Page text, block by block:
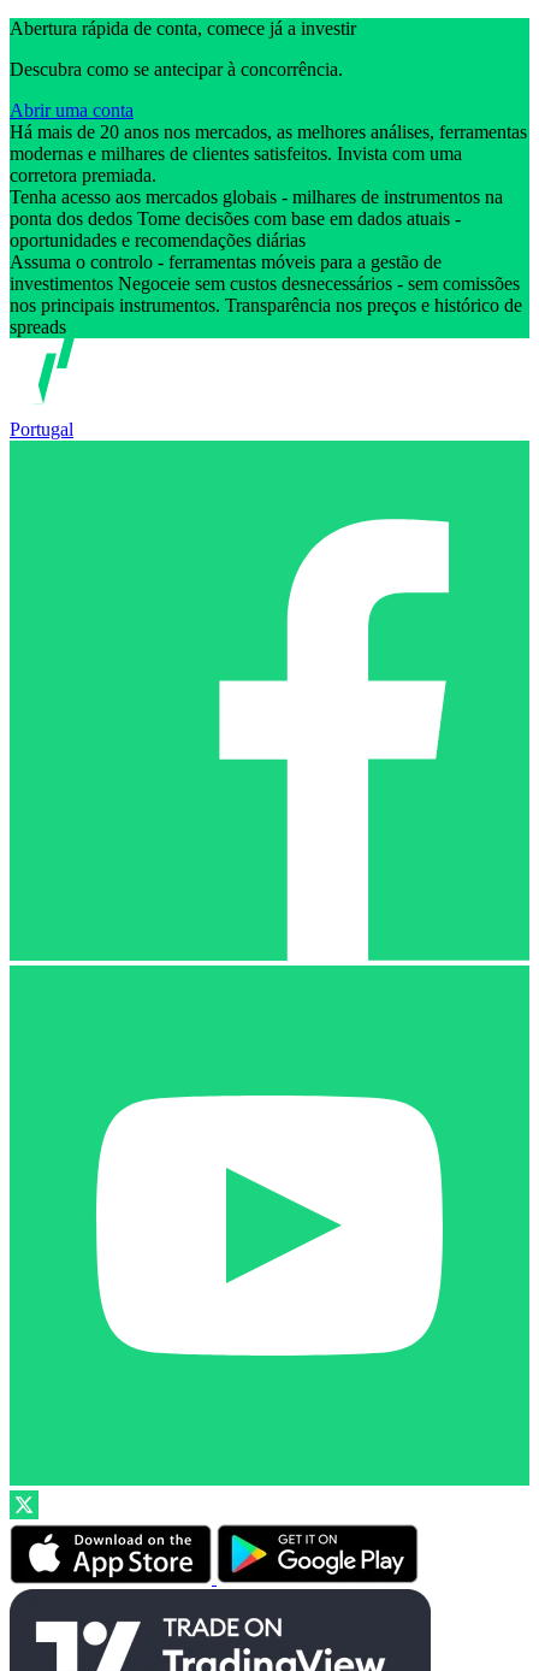
Abertura rápida de conta, comece já a investir
Descubra como se antecipar à concorrência.
Abrir uma conta
Há mais de 20 anos nos mercados, as melhores análises, ferramentas
modernas e milhares de clientes satisfeitos. Invista com uma
corretora premiada.
Tenha acesso aos mercados globais - milhares de instrumentos na
ponta dos dedos Tome decisões com base em dados atuais -
oportunidades e recomendações diárias
Assuma o controlo - ferramentas móveis para a gestão de
investimentos Negoceie sem custos desnecessários - sem comissões
nos principais instrumentos. Transparência nos preços e histórico de
spreads
Portugal